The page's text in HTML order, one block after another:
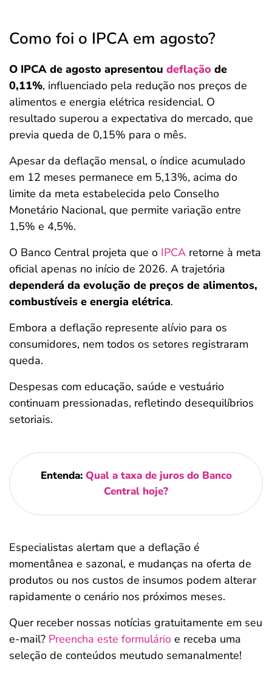
Como foi o IPCA em agosto?
O IPCA de agosto apresentou deflação de
0,11%, influenciado pela redução nos preços de
alimentos e energia elétrica residencial. O
resultado superou a expectativa do mercado, que
previa queda de 0,15% para o mês.
Apesar da deflação mensal, o índice acumulado
em 12 meses permanece em 5,13%, acima do
limite da meta estabelecida pelo Conselho
Monetário Nacional, que permite variação entre
1,5% e 4,5%.
O Banco Central projeta que o IPCA retorne à meta
oficial apenas no início de 2026. A trajetória
dependerá da evolução de preços de alimentos,
combustíveis e energia elétrica.
Embora a deflação represente alívio para os
consumidores, nem todos os setores registraram
queda.
Despesas com educação, saúde e vestuário
continuam pressionadas, refletindo desequilíbrios
setoriais.
Entenda: Qual a taxa de juros do Banco
Central hoje?
Especialistas alertam que a deflação é
momentânea e sazonal, e mudanças na oferta de
produtos ou nos custos de insumos podem alterar
rapidamente o cenário nos próximos meses.
Quer receber nossas notícias gratuitamente em seu
e-mail? Preencha este formulário e receba uma
seleção de conteúdos meutudo semanalmente!